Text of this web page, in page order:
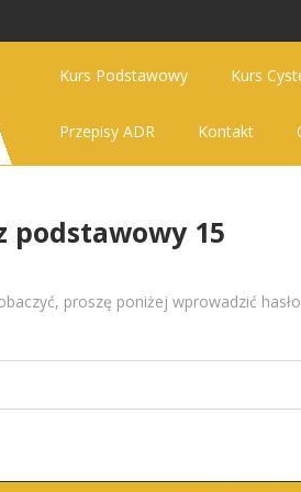
Kurs Podstawowy Kurs
Przepisy ADR Kontakt
podstawowy 15
proszę poniżej wprowadzić